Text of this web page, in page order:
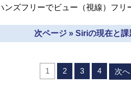
ンズフリーでビュー（視線）フリ
次ページ » Siriの現在と課
1 2 3 4 次へ